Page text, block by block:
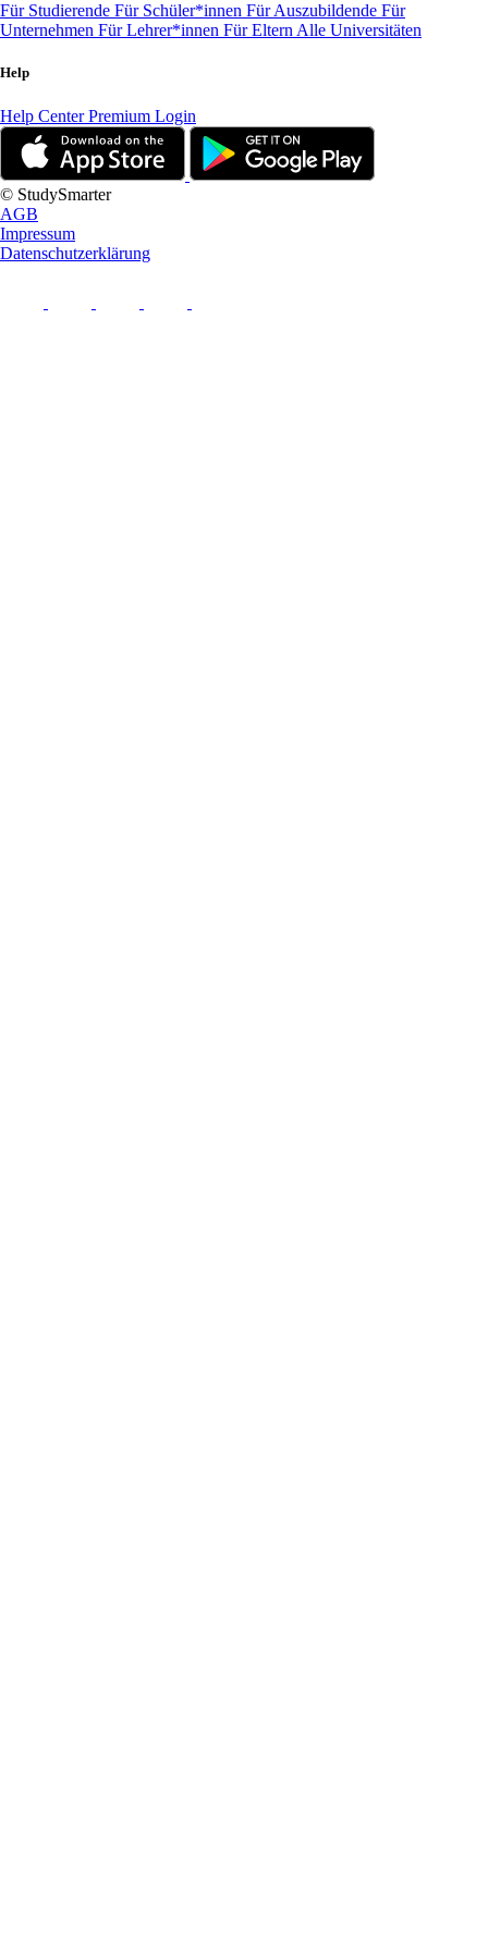
Für Studierende Für Schüler*innen Für Auszubildende Für
Unternehmen Für Lehrer*innen Für Eltern Alle Universitäten
Help
Help CenterPremium Login
© StudySmarter
AGB
Impressum
Datenschutzerklärung